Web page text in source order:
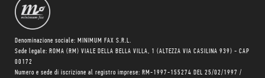
splendidi,
nella
loro
semplicità.
Denominazione sociale: MINIMUM FAX S.R.L.
Sede legale: ROMA (RM) VIALE DELLA BELLA VILLA, 1 (ALTEZZA VIA CASILINA 939) - CAP
00172
Numero e sede di iscrizione al registro imprese: RM-1997-155274 DEL 25/02/1997 /